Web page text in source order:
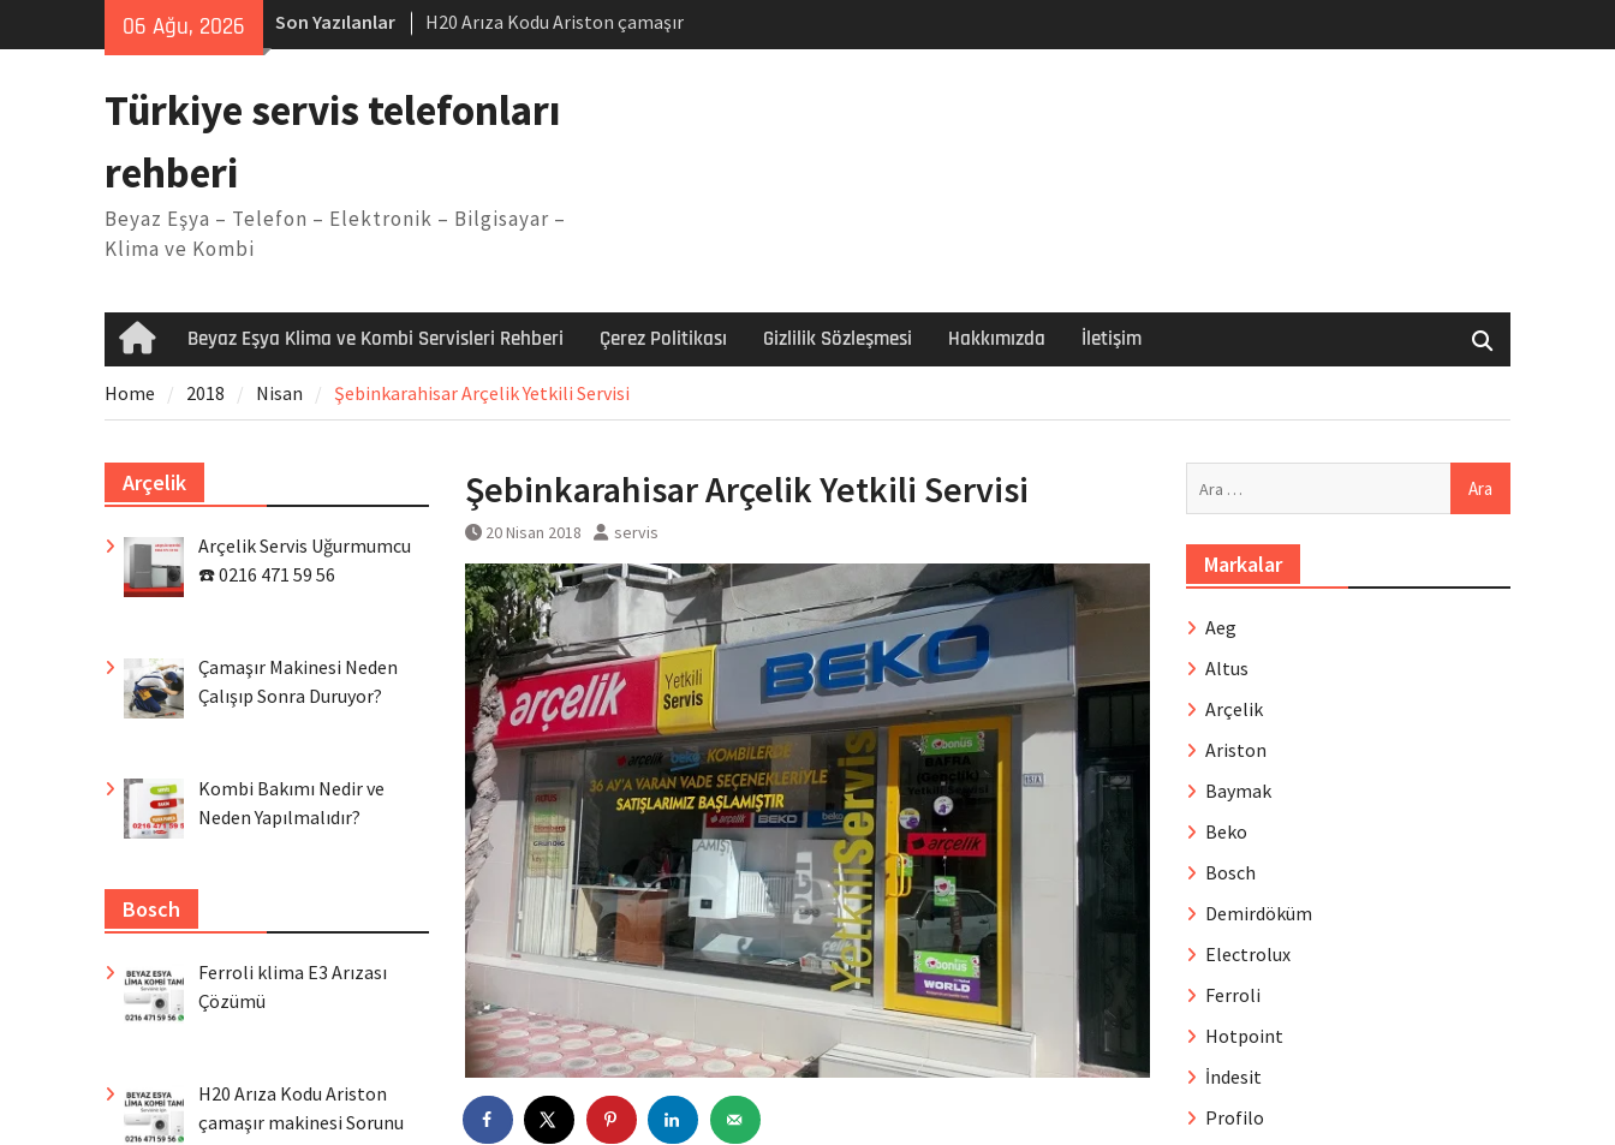
06 Ağu, 2026 Son Yazılanlar
H20 Arıza Kodu Ariston çamaşır
makinesi Sorunu
Arçelik buzdolabı F5 Hatası Çözüm
Ferroli klima E3 Arızası Çözümü
Türkiye servis telefonları
rehberi
Beyaz Eşya – Telefon – Elektronik – Bilgisayar –
Klima ve Kombi
HomeBeyaz Eşya Klima ve Kombi Servisleri Rehberi Çerez Politikası Gizlilik Sözleşmesi Hakkımızda İletişim
Home 2018 Nisan Şebinkarahisar Arçelik Yetkili Servisi
Şebinkarahisar Arçelik Yetkili Servisi
20 Nisan 2018 servis
Markalar
Aeg
Altus
Arçelik
Ariston
Baymak
Beko
Bosch
Demirdöküm
Electrolux
Ferroli
Hotpoint
İndesit
Profilo
Arçelik
Arçelik Servis Uğurmumcu
☎️ 0216 471 59 56
Çamaşır Makinesi Neden
Çalışıp Sonra Duruyor?
Kombi Bakımı Nedir ve
Neden Yapılmalıdır?
Bosch
Ferroli klima E3 Arızası
Çözümü
H20 Arıza Kodu Ariston
çamaşır makinesi Sorunu